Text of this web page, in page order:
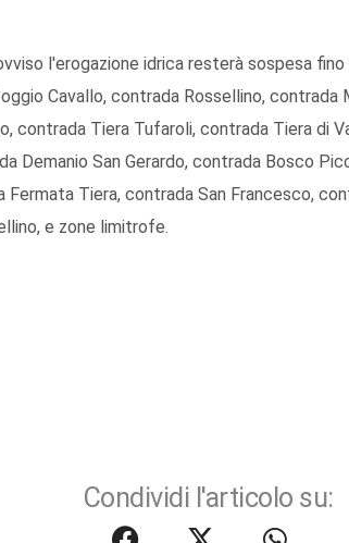
l'erogazione idrica resterà sospesa
Cavallo, contrada Rossellino, contrada
contrada Tiera Tufaroli, contrada Tiera di
Demanio San Gerardo, contrada Bosco
Tiera, contrada San Francesco,
e zone limitrofe.
Condividi l'articolo su: